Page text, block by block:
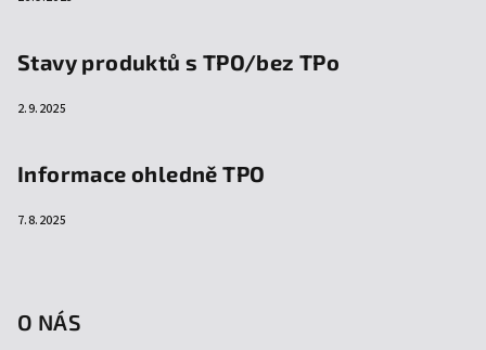
Stavy produktů s TPO/bez TPo
2.9.2025
Informace ohledně TPO
7.8.2025
O NÁS